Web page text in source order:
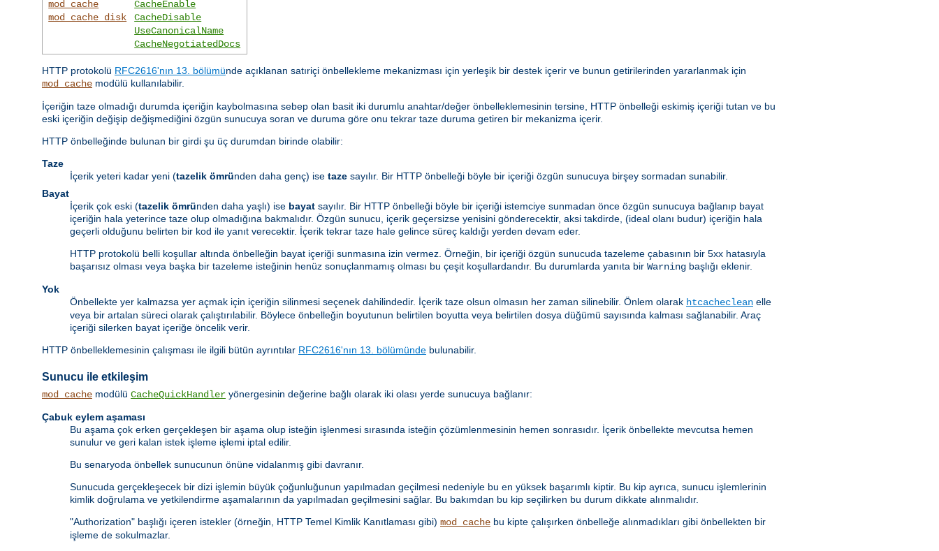
mod_cache
mod_cache_disk
CacheEnable
CacheDisable
UseCanonicalName
CacheNegotiatedDocs
HTTP protokolü RFC2616'nın 13. bölümünde açıklanan satıriçi önbellekleme mekanizması için yerleşik bir destek içerir ve bunun getirilerinden yararlanmak için
mod_cache modülü kullanılabilir.
İçeriğin taze olmadığı durumda içeriğin kaybolmasına sebep olan basit iki durumlu anahtar/değer önbelleklemesinin tersine, HTTP önbelleği eskimiş içeriği tutan ve bu
eski içeriğin değişip değişmediğini özgün sunucuya soran ve duruma göre onu tekrar taze duruma getiren bir mekanizma içerir.
HTTP önbelleğinde bulunan bir girdi şu üç durumdan birinde olabilir:
Taze
İçerik yeteri kadar yeni (tazelik ömründen daha genç) ise taze sayılır. Bir HTTP önbelleği böyle bir içeriği özgün sunucuya birşey sormadan sunabilir.
Bayat
İçerik çok eski (tazelik ömründen daha yaşlı) ise bayat sayılır. Bir HTTP önbelleği böyle bir içeriği istemciye sunmadan önce özgün sunucuya bağlanıp bayat
içeriğin hala yeterince taze olup olmadığına bakmalıdır. Özgün sunucu, içerik geçersizse yenisini gönderecektir, aksi takdirde, (ideal olanı budur) içeriğin hala
geçerli olduğunu belirten bir kod ile yanıt verecektir. İçerik tekrar taze hale gelince süreç kaldığı yerden devam eder.
HTTP protokolü belli koşullar altında önbelleğin bayat içeriği sunmasına izin vermez. Örneğin, bir içeriği özgün sunucuda tazeleme çabasının bir 5xx hatasıyla
başarısız olması veya başka bir tazeleme isteğinin henüz sonuçlanmamış olması bu çeşit koşullardandır. Bu durumlarda yanıta bir Warning başlığı eklenir.
Yok
Önbellekte yer kalmazsa yer açmak için içeriğin silinmesi seçenek dahilindedir. İçerik taze olsun olmasın her zaman silinebilir. Önlem olarak htcacheclean elle
veya bir artalan süreci olarak çalıştırılabilir. Böylece önbelleğin boyutunun belirtilen boyutta veya belirtilen dosya düğümü sayısında kalması sağlanabilir. Araç
içeriği silerken bayat içeriğe öncelik verir.
HTTP önbelleklemesinin çalışması ile ilgili bütün ayrıntılar RFC2616'nın 13. bölümünde bulunabilir.
Sunucu ile etkileşim
mod_cache modülü CacheQuickHandler yönergesinin değerine bağlı olarak iki olası yerde sunucuya bağlanır:
Çabuk eylem aşaması
Bu aşama çok erken gerçekleşen bir aşama olup isteğin işlenmesi sırasında isteğin çözümlenmesinin hemen sonrasıdır. İçerik önbellekte mevcutsa hemen
sunulur ve geri kalan istek işleme işlemi iptal edilir.
Bu senaryoda önbellek sunucunun önüne vidalanmış gibi davranır.
Sunucuda gerçekleşecek bir dizi işlemin büyük çoğunluğunun yapılmadan geçilmesi nedeniyle bu en yüksek başarımlı kiptir. Bu kip ayrıca, sunucu işlemlerinin
kimlik doğrulama ve yetkilendirme aşamalarının da yapılmadan geçilmesini sağlar. Bu bakımdan bu kip seçilirken bu durum dikkate alınmalıdır.
"Authorization" başlığı içeren istekler (örneğin, HTTP Temel Kimlik Kanıtlaması gibi) mod_cache bu kipte çalışırken önbelleğe alınmadıkları gibi önbellekten bir
işleme de sokulmazlar.